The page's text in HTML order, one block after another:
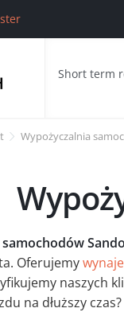
Short term
Wypożyczalnia
Oferujemy
naszych
na dłuższy czas?